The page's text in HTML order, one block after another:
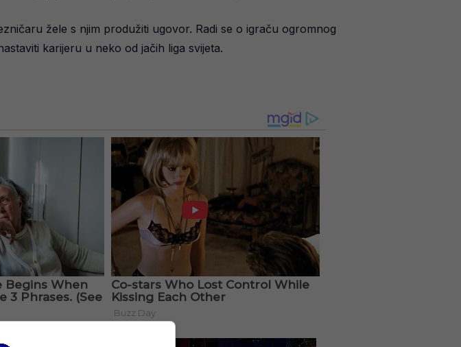
žele s njim produžiti ugovor. Radi se o igraču ogromnog
karijeru u neko od jačih liga svijeta.